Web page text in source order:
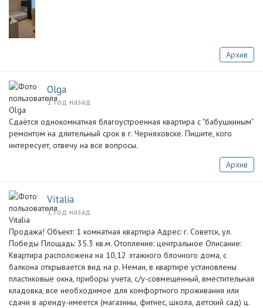
Архив
Olga
1 год назад
Сдаётся однокомнатная благоустроенная квартира с "бабушкиным"
ремонтом на длительный срок в г. Черняховске. Пишите, кого
интересует, отвечу на все вопросы.
Архив
Vitalia
1 год назад
Продажа! Объект: 1 комнатная квартира Адрес: г. Советск, ул.
Победы Площадь: 35.3 кв.м. Отопление: центральное Описание:
Квартира расположена на 10,12 этажного блочного дома, с
балкона открывается вид на р. Неман, в квартире установлены
пластиковые окна, приборы учета, с/у-совмещенный, вместительная
кладовка, все необходимое для комфортного проживания или
сдачи в аренду-имеется (магазины, фитнес, школа, детский сад) ц.